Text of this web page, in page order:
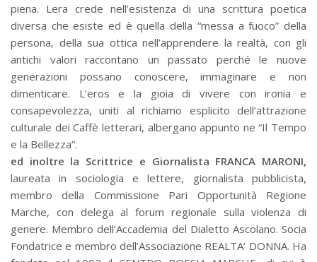
piena. Lera crede nell’esistenza di una scrittura poetica
diversa che esiste ed è quella della “messa a fuoco” della
persona, della sua ottica nell’apprendere la realtà, con gli
antichi valori raccontano un passato perché le nuove
generazioni possano conoscere, immaginare e non
dimenticare. L’eros e la gioia di vivere con ironia e
consapevolezza, uniti al richiamo esplicito dell’attrazione
culturale dei Caffè letterari, albergano appunto ne “Il Tempo
e la Bellezza”.
ed inoltre la Scrittrice e Giornalista FRANCA MARONI,
laureata in sociologia e lettere, giornalista pubblicista,
membro della Commissione Pari Opportunità Regione
Marche, con delega al forum regionale sulla violenza di
genere. Membro dell’Accademia del Dialetto Ascolano. Socia
Fondatrice e membro dell’Associazione REALTA’ DONNA. Ha